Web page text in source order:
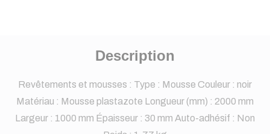
Description
Revêtements et mousses : Type : Mousse Couleur : noir
Matériau : Mousse plastazote Longueur (mm) : 2000 mm
Largeur : 1000 mm Épaisseur : 30 mm Auto-adhésif : Non